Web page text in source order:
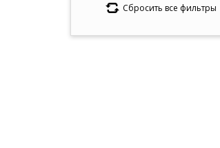
Сбросить все фильтры